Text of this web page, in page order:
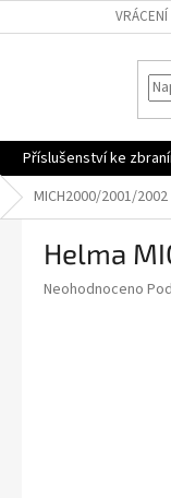
Příslušenství ke
MICH2000/2001/2002
Helma
Průměrné
Neohodnoceno